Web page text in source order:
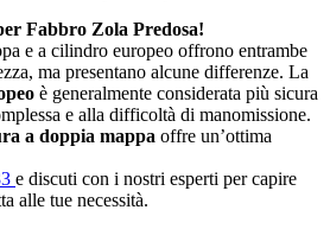
Fabbro Zola Predosa!
e a cilindro europeo offrono entrambe
ma presentano alcune differenze. La
è generalmente considerata più sicura
e alla difficoltà di manomissione.
a doppia mappa offre un’ottima
e discuti con i nostri esperti per capire
alle tue necessità.